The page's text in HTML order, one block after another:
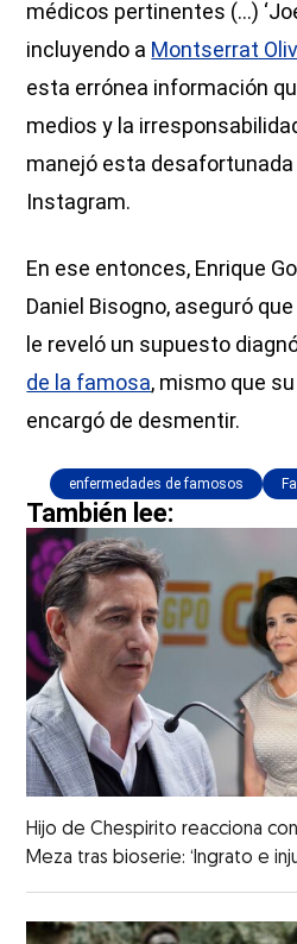
médicos pertinentes (…)
incluyendo a Montserrat
esta errónea información
medios y la
manejó esta desafortunada
Instagram.
En ese entonces, Enrique
Daniel Bisogno, aseguró que
le reveló un supuesto
de la famosa, mismo que
encargó de desmentir.
enfermedades de famosos
También lee:
Hijo de Chespirito reacciona
Meza tras bioserie: ‘Ingrato e